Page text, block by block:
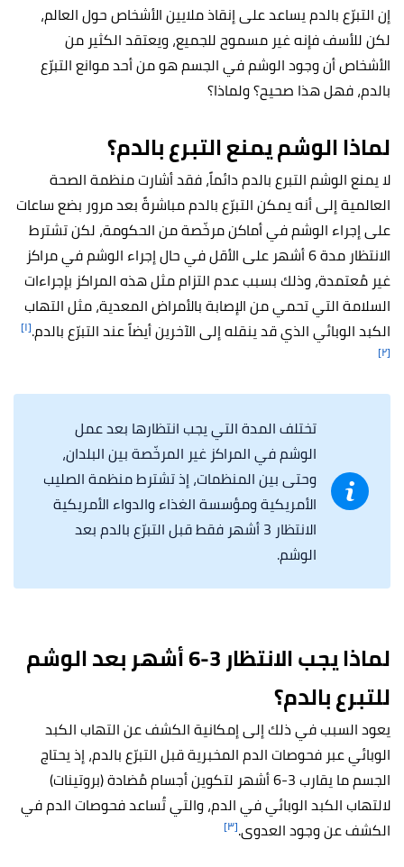
إن التبرّع بالدم يساعد على إنقاذ ملايين الأشخاص حول العالم،
لكن للأسف فإنه غير مسموح للجميع، ويعتقد الكثير من
الأشخاص أن وجود الوشم في الجسم هو من أحد موانع التبرّع
بالدم، فهل هذا صحيح؟ ولماذا؟
لماذا الوشم يمنع التبرع بالدم؟
لا يمنع الوشم التبرع بالدم دائماً، فقد أشارت منظمة الصحة
العالمية إلى أنه يمكن التبرّع بالدم مباشرةً بعد مرور بضع ساعات
على إجراء الوشم في أماكن مرخّصة من الحكومة، لكن تشترط
الانتظار مدة 6 أشهر على الأقل في حال إجراء الوشم في مراكز
غير مُعتمدة، وذلك بسبب عدم التزام مثل هذه المراكز بإجراءات
السلامة التي تحمي من الإصابة بالأمراض المعدية، مثل التهاب
الكبد الوبائي الذي قد ينقله إلى الآخرين أيضاً عند التبرّع بالدم.[١]
[٢]
تختلف المدة التي يجب انتظارها بعد عمل
الوشم في المراكز غير المرخّصة بين البلدان،
وحتى بين المنظمات، إذ تشترط منظمة الصليب
الأمريكية ومؤسسة الغذاء والدواء الأمريكية
الانتظار 3 أشهر فقط قبل التبرّع بالدم بعد
الوشم.
لماذا يجب الانتظار 3-6 أشهر بعد الوشم
للتبرع بالدم؟
يعود السبب في ذلك إلى إمكانية الكشف عن التهاب الكبد
الوبائي عبر فحوصات الدم المخبرية قبل التبرّع بالدم، إذ يحتاج
الجسم ما يقارب 3-6 أشهر لتكوين أجسام مُضادة (بروتينات)
لالتهاب الكبد الوبائي في الدم، والتي تُساعد فحوصات الدم في
الكشف عن وجود العدوى.[٣]